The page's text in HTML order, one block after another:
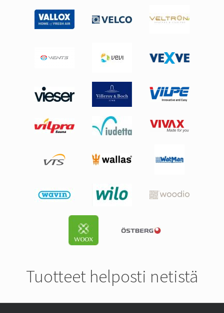
Tuotteet helposti netistä